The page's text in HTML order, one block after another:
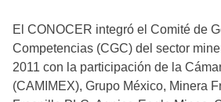
El CONOCER integró el Comité de
Competencias (CGC) del sector
2011 con la participación de la
(CAMIMEX), Grupo México, Minera